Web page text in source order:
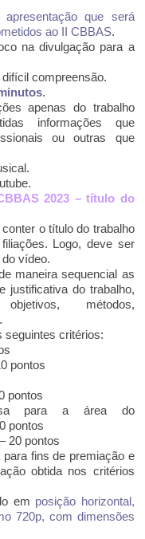
que será
ao II CBBAS.
na divulgação para a
compreensão.
.
apenas do trabalho
informações que
ou outras que
2023 – título do
o título do trabalho
Logo, deve ser
vídeo.
maneira sequencial as
justificativa do trabalho,
métodos,
seguintes critérios:
pontos
pontos
para a área do
pontos
20 pontos
fins de premiação e
obtida nos critérios
em posição horizontal,
720p, com dimensões